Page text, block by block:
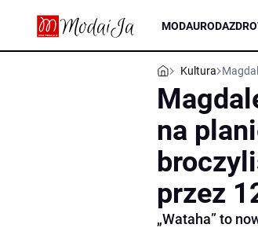
MODAURODA
Kultura
na
przez
„Wataha” to